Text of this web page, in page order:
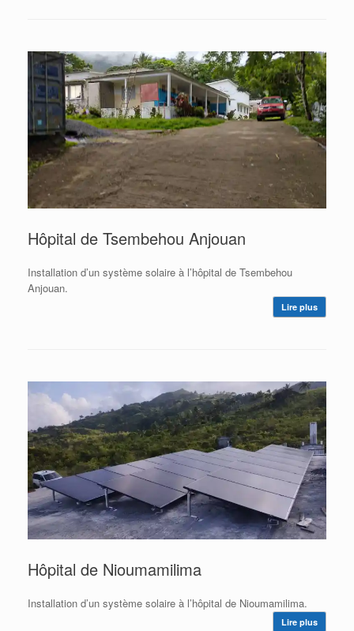
Hôpital de Tsembehou Anjouan
Installation d’un système solaire à l’hôpital de Tsembehou
Anjouan.
Lire plus
Hôpital de Nioumamilima
Installation d’un système solaire à l’hôpital de Nioumamilima.
Lire plus